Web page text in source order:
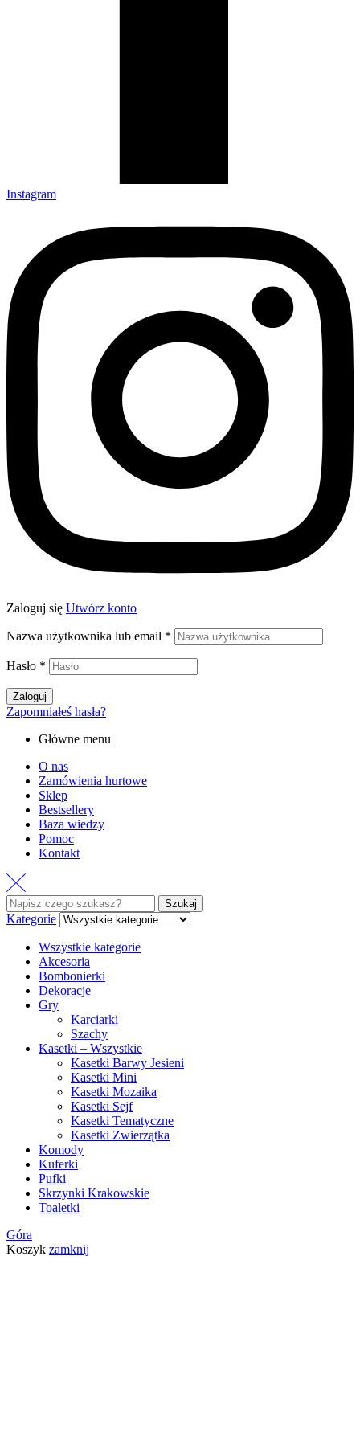
Instagram
Zaloguj się Utwórz konto
Nazwa użytkownika lub email *
Hasło *
Zaloguj
Zapomniałeś hasła?
Główne menu
O nas
Zamówienia hurtowe
Sklep
Bestsellery
Baza wiedzy
Pomoc
Kontakt
Szukaj: Szukaj
Kategorie
Wszystkie kategorie
Akcesoria
Bombonierki
Dekoracje
Gry
Karciarki
Szachy
Kasetki – Wszystkie
Kasetki Barwy Jesieni
Kasetki Mini
Kasetki Mozaika
Kasetki Sejf
Kasetki Tematyczne
Kasetki Zwierzątka
Komody
Kuferki
Pufki
Skrzynki Krakowskie
Toaletki
Góra
Koszyk zamknij